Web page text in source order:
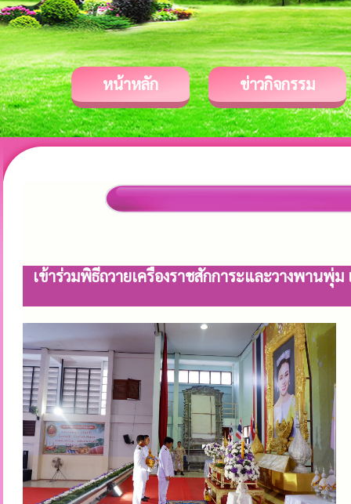
หน้าหลัก ข่าวกิจกรรม
เข้าร่วมพิธีถวายเครื่องราชสักการะและวางพาน